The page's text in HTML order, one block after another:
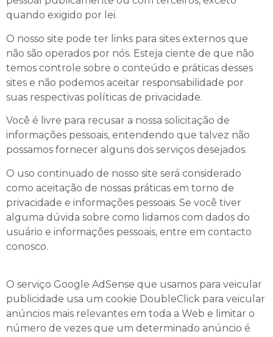
quando exigido por lei.
O nosso site pode ter links para sites externos que
não são operados por nós. Esteja ciente de que não
temos controle sobre o conteúdo e práticas desses
sites e não podemos aceitar responsabilidade por
suas respectivas políticas de privacidade.
Você é livre para recusar a nossa solicitação de
informações pessoais, entendendo que talvez não
possamos fornecer alguns dos serviços desejados.
O uso continuado de nosso site será considerado
como aceitação de nossas práticas em torno de
privacidade e informações pessoais. Se você tiver
alguma dúvida sobre como lidamos com dados do
usuário e informações pessoais, entre em contacto
conosco.
O serviço Google AdSense que usamos para veicular
publicidade usa um cookie DoubleClick para veicular
anúncios mais relevantes em toda a Web e limitar o
número de vezes que um determinado anúncio é